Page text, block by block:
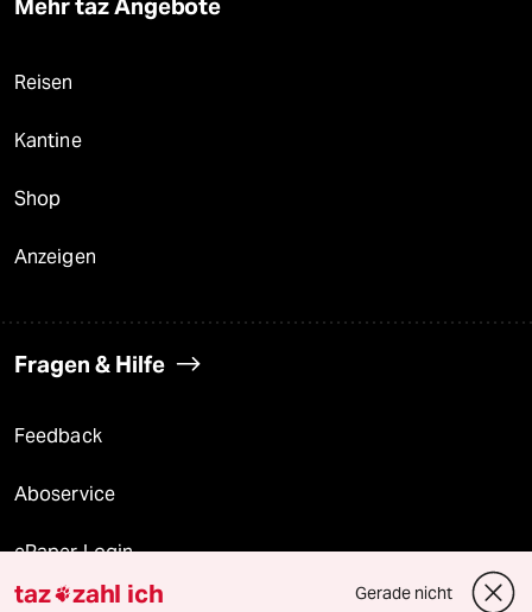
Mehr taz Angebote
Reisen
Kantine
Shop
Anzeigen
Fragen & Hilfe
Feedback
Aboservice
ePaper Login
taz zahl ich Gerade nicht